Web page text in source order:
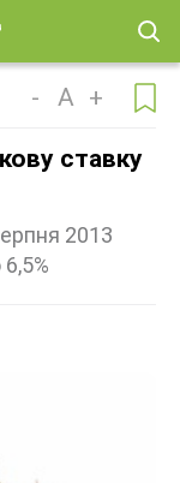
- A +
ставку
2013